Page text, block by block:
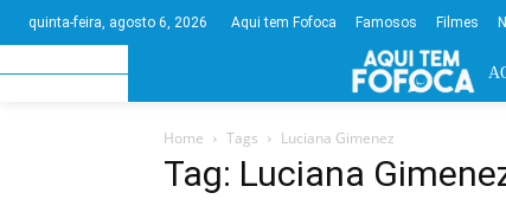
quinta-feira, agosto 6, 2026 Aqui tem Fofoca Famosos Filmes
Home Tags Luciana Gimenez
Tag: Luciana